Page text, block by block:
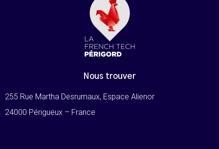
Nous trouver
255 Rue Martha Desrumaux, Espace Alienor
24000 Périgueux – France